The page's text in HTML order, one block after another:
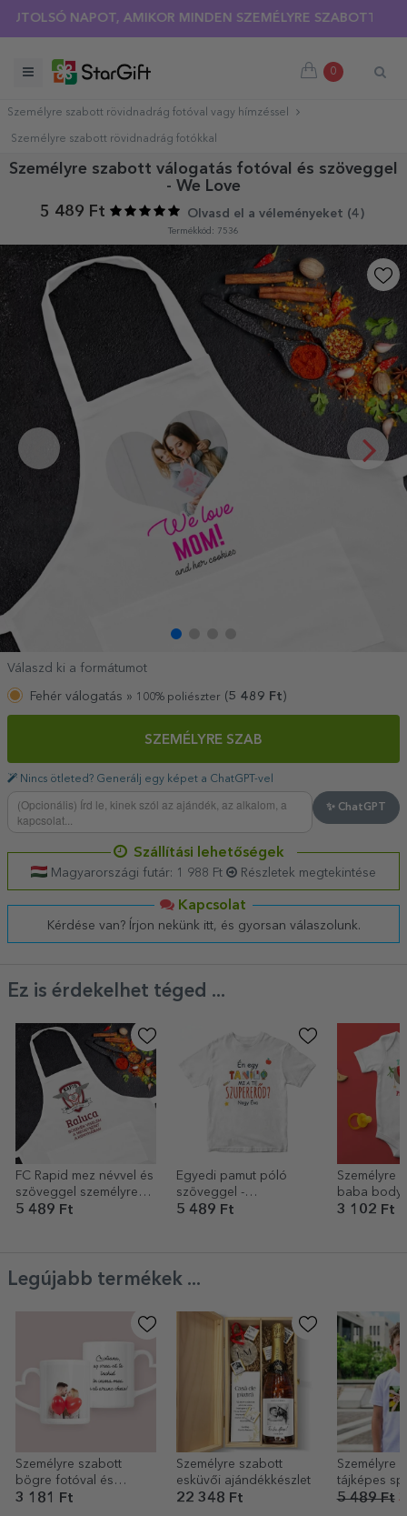
NAPOT, AMIKOR MINDEN SZEMÉLYRE SZABOTT PÓLÓRA
0
Személyre szabott rövidnadrág fotóval vagy hímzéssel
Személyre szabott rövidnadrág fotókkal
Személyre szabott válogatás fotóval és szöveggel
- We Love
5 489 Ft
Olvasd el a véleményeket (4 )
Termékkód: 7536
Válaszd ki a formátumot
Fehér válogatás » 100% poliészter (5 489 Ft )
SZEMÉLYRE SZAB
Nincs ötleted? Generálj egy képet a ChatGPT-vel
✨ ChatGPT
Szállítási lehetőségek
Magyarországi futár: 1 988 Ft Részletek megtekintése
Kapcsolat
Kérdése van? Írjon nekünk itt, és gyorsan válaszolunk.
Ez is érdekelhet téged ...
FC Rapid mez névvel és
szöveggel személyre
szabva
5 489 Ft
Egyedi pamut póló
szöveggel -
Superpower
5 489 Ft
Személyre
baba body
Lenes de
3 102 Ft
Legújabb termékek ...
Személyre szabott
bögre fotóval és
szöveggel – szív alakú
3 181 Ft
Személyre szabott
esküvői ajándékkészlet
22 348 Ft
Személyre
tájképes
5 489 Ft3